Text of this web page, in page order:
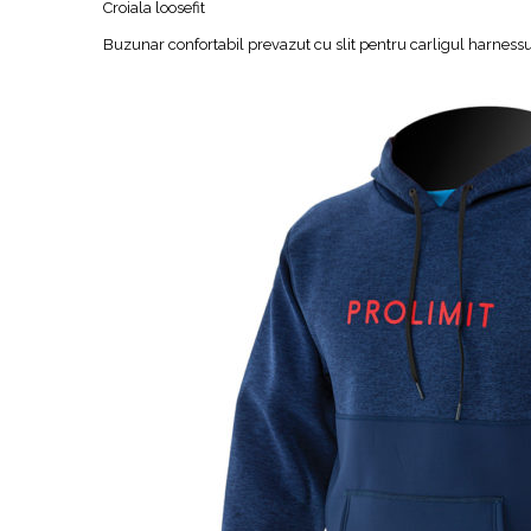
Croiala loosefit
Buzunar confortabil prevazut cu slit pentru carligul